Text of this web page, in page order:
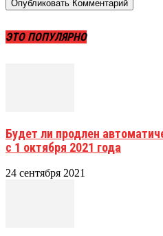
ЭТО ПОПУЛЯРНО
Будет ли продлен
с 1 октября 2021 года
24 сентября 2021